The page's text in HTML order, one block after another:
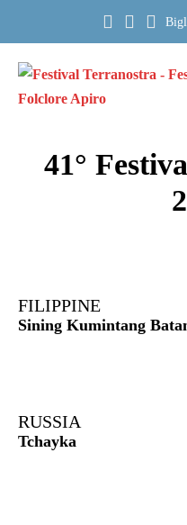
contenuto
41°
FILIPPINE
Sining Kumintang
RUSSIA
Tchayka